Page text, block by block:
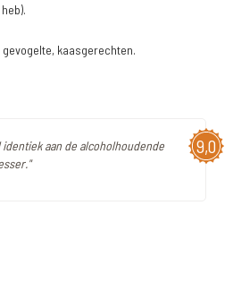
gevogelte, kaasgerechten.
9,0
aan de alcoholhoudende